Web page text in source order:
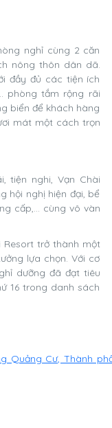
nghỉ cùng 2 căn
nông thôn dân dã.
đầy đủ các tiện ích
phòng tắm rộng rãi
biển để khách hàng
mát một cách trọn
tiện nghi, Vạn Chài
hội nghị hiện đại, bể
cấp,... cùng vô vàn
trở thành một
lựa chọn. Với cơ
dưỡng đã đạt tiêu
16 trong danh sách
Quảng Cư, Thành